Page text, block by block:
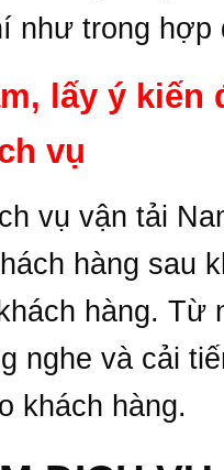
như trong hợp
lấy ý kiến
vụ
vụ vận tải
hàng sau
hàng. Từ
nghe và cải
khách hàng.